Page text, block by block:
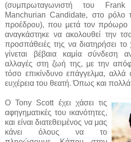
(συμπρωταγωνιστή του
Manchurian Candidate, στο ρόλο
προέδρου), που μετά τον πρόωρο
αναγκάστηκε να ακολουθεί την
προσπάθειές της να διατηρήσει
γίνεται βέβαια καμία σύνδεση
αλλαγές στη ζωή της, με την
τόσο επικίνδυνο επάγγελμα, αλλά
ευχέρεια του θεατή. Όπως και
Ο Tony Scott έχει χάσει τις
αφηγηματικές του ικανότητες,
και είναι διατεθειμένος να μας
κάνει όλους να το